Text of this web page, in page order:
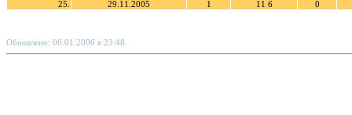
25.
29.11.2005 1 11 б 0
Обновлено: 06.01.2006 в 23:48.